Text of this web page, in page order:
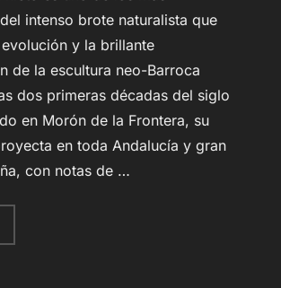
intenso brote naturalista que
y la brillante
de la escultura neo-Barroca
dos primeras décadas del siglo
en Morón de la Frontera, su
en toda Andalucía y gran
con notas de …